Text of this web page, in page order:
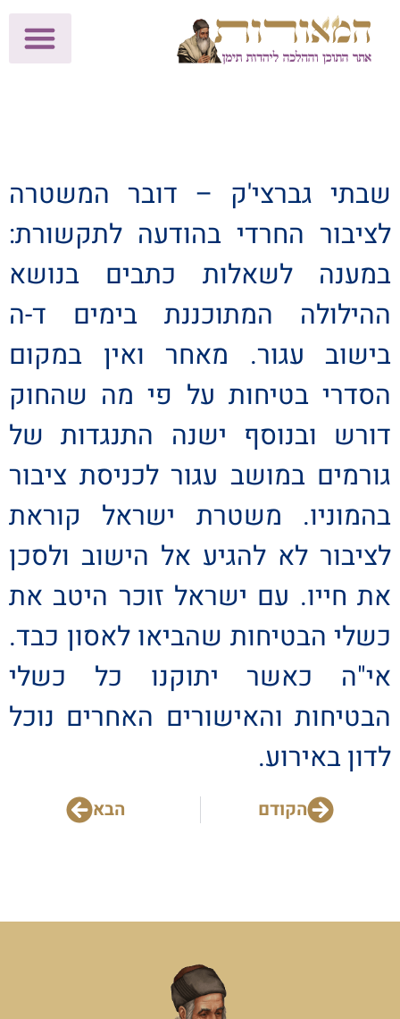
שבתי גברצי'ק – דובר המשטרה
לציבור החרדי בהודעה לתקשורת:
במענה לשאלות כתבים בנושא
ההילולה המתוכננת בימים ד-ה
בישוב עגור. מאחר ואין במקום
הסדרי בטיחות על פי מה שהחוק
דורש ובנוסף ישנה התנגדות של
גורמים במושב עגור לכניסת ציבור
בהמוניו. משטרת ישראל קוראת
לציבור לא להגיע אל הישוב ולסכן
את חייו. עם ישראל זוכר היטב את
כשלי הבטיחות שהביאו לאסון כבד.
אי"ה כאשר יתוקנו כל כשלי
הבטיחות והאישורים האחרים נוכל
לדון באירוע.
הקודם הבא